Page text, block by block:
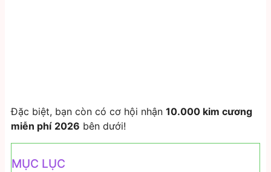
Đặc biệt, bạn còn có cơ hội nhận 10.000 kim cương
miễn phí 2026 bên dưới!
MỤC LỤC